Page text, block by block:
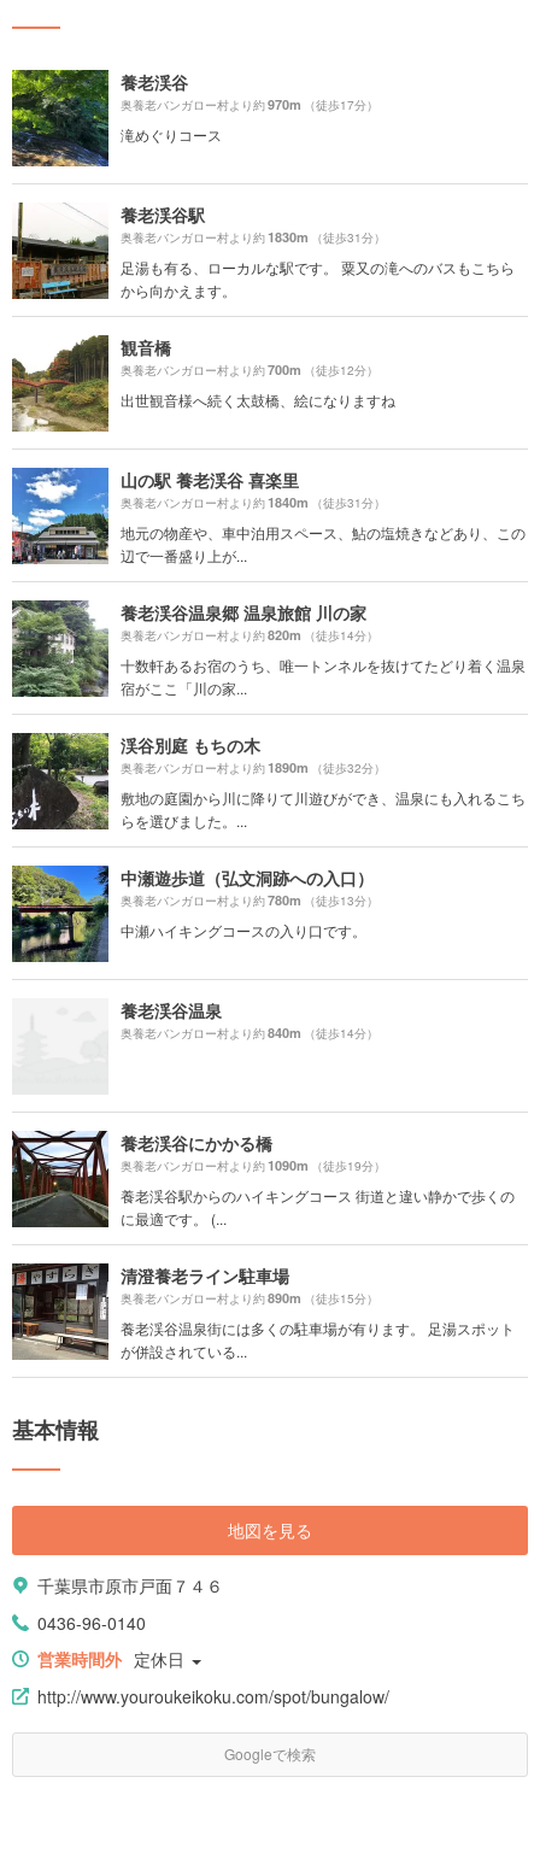
養老渓谷
奥養老バンガロー村より約970m （徒歩17分）
滝めぐりコース
養老渓谷駅
奥養老バンガロー村より約1830m （徒歩31分）
足湯も有る、ローカルな駅です。 粟又の滝へのバスもこちら
から向かえます。
観音橋
奥養老バンガロー村より約700m （徒歩12分）
出世観音様へ続く太鼓橋、絵になりますね
山の駅 養老渓谷 喜楽里
奥養老バンガロー村より約1840m （徒歩31分）
地元の物産や、車中泊用スペース、鮎の塩焼きなどあり、この
辺で一番盛り上が...
養老渓谷温泉郷 温泉旅館 川の家
奥養老バンガロー村より約820m （徒歩14分）
十数軒あるお宿のうち、唯一トンネルを抜けてたどり着く温泉
宿がここ「川の家...
渓谷別庭 もちの木
奥養老バンガロー村より約1890m （徒歩32分）
敷地の庭園から川に降りて川遊びができ、温泉にも入れるこち
らを選びました。...
中瀬遊歩道（弘文洞跡への入口）
奥養老バンガロー村より約780m （徒歩13分）
中瀬ハイキングコースの入り口です。
養老渓谷温泉
奥養老バンガロー村より約840m （徒歩14分）
養老渓谷にかかる橋
奥養老バンガロー村より約1090m （徒歩19分）
養老渓谷駅からのハイキングコース 街道と違い静かで歩くの
に最適です。 (...
清澄養老ライン駐車場
奥養老バンガロー村より約890m （徒歩15分）
養老渓谷温泉街には多くの駐車場が有ります。 足湯スポット
が併設されている...
基本情報
地図を見る
千葉県市原市戸面７４６
0436-96-0140
営業時間外 定休日
http://www.youroukeikoku.com/spot/bungalow/
Googleで検索